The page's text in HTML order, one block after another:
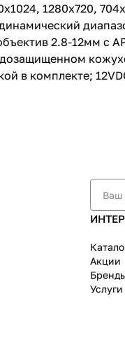
1280x720,
2.8-12мм с
в комплекте;
Акции
Услуги